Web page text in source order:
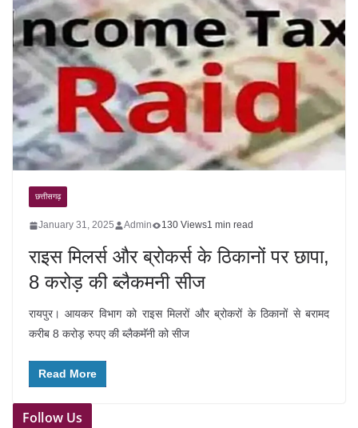
छत्तीसगढ़
January 31, 2025 Admin 130 Views1 min read
राइस मिलर्स और ब्रोकर्स के ठिकानों पर छापा,
8 करोड़ की ब्लैकमनी सीज
रायपुर। आयकर विभाग को राइस मिलरों और ब्रोकरों के ठिकानों से बरामद
करीब 8 करोड़ रुपए की ब्लैकमॅनी को सीज
Read More
Follow Us